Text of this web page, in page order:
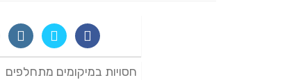
חסויות במיקומים מתחלפים